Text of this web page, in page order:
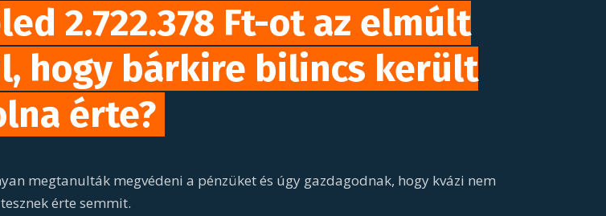
2.722.378 Ft-ot az elmúlt
hogy bárkire bilincs került
érte?
megtanulták megvédeni a pénzüket és úgy gazdagodnak, hogy kvázi nem
tesznek érte semmit.